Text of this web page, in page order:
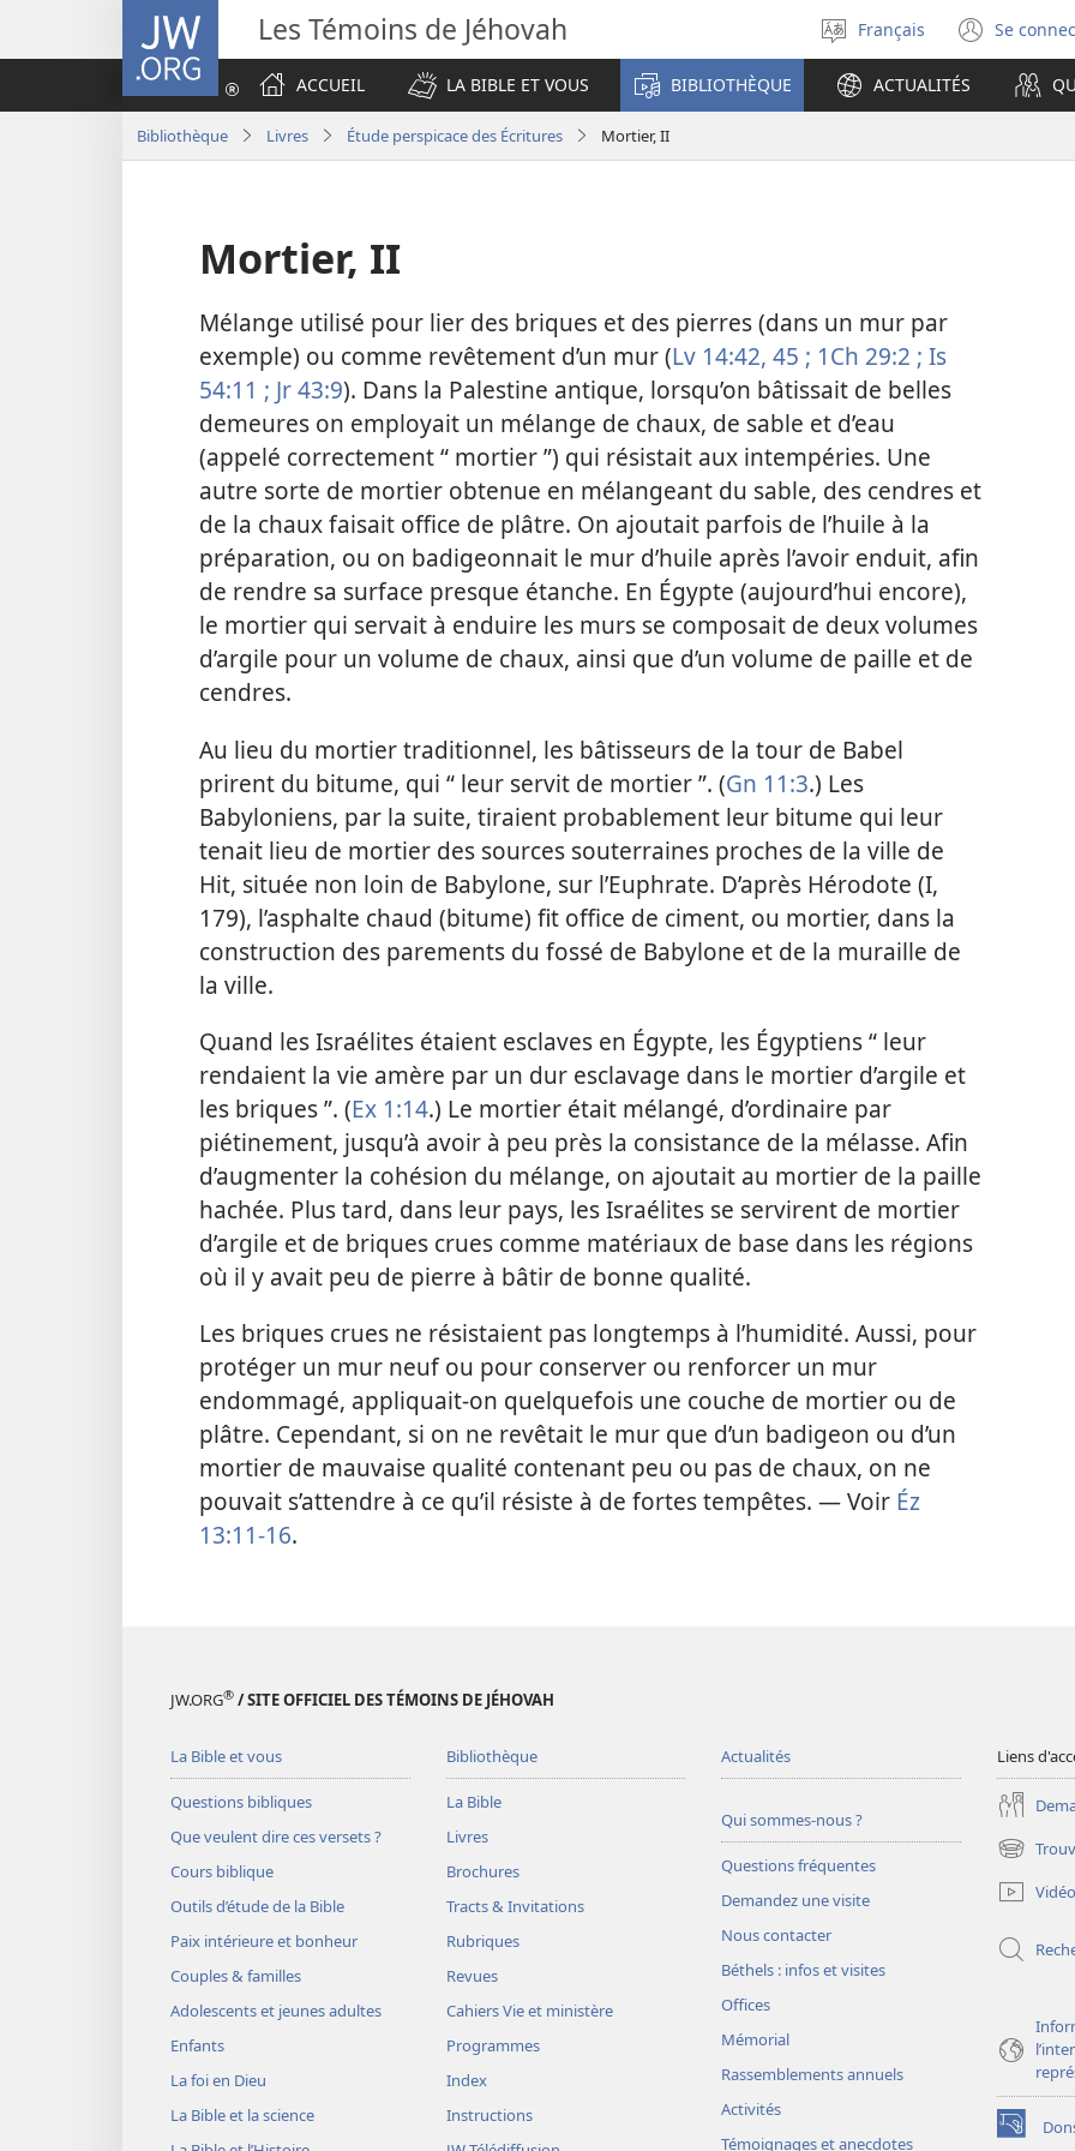
JW.ORG Les Témoins de Jéhovah
Sélectionner
la
langue
Français Se
une
ACCUEIL
LA BIBLE ET VOUS BIBLIOTHÈQUE ACTUALITÉS
Bibliothèque Livres Étude perspicace des Écritures Mortier, II
Mortier, II
Mélange utilisé pour lier des briques et des pierres (dans un mur par
exemple) ou comme revêtement d’un mur (Lv 14:42, 45 ; 1Ch 29:2 ; Is
54:11 ; Jr 43:9). Dans la Palestine antique, lorsqu’on bâtissait de belles
demeures on employait un mélange de chaux, de sable et d’eau
(appelé correctement “ mortier ”) qui résistait aux intempéries. Une
autre sorte de mortier obtenue en mélangeant du sable, des cendres et
de la chaux faisait office de plâtre. On ajoutait parfois de l’huile à la
préparation, ou on badigeonnait le mur d’huile après l’avoir enduit, afin
de rendre sa surface presque étanche. En Égypte (aujourd’hui encore),
le mortier qui servait à enduire les murs se composait de deux volumes
d’argile pour un volume de chaux, ainsi que d’un volume de paille et de
cendres.
Au lieu du mortier traditionnel, les bâtisseurs de la tour de Babel
prirent du bitume, qui “ leur servit de mortier ”. (Gn 11:3.) Les
Babyloniens, par la suite, tiraient probablement leur bitume qui leur
tenait lieu de mortier des sources souterraines proches de la ville de
Hit, située non loin de Babylone, sur l’Euphrate. D’après Hérodote (I,
179), l’asphalte chaud (bitume) fit office de ciment, ou mortier, dans la
construction des parements du fossé de Babylone et de la muraille de
la ville.
Quand les Israélites étaient esclaves en Égypte, les Égyptiens “ leur
rendaient la vie amère par un dur esclavage dans le mortier d’argile et
les briques ”. (Ex 1:14.) Le mortier était mélangé, d’ordinaire par
piétinement, jusqu’à avoir à peu près la consistance de la mélasse. Afin
d’augmenter la cohésion du mélange, on ajoutait au mortier de la paille
hachée. Plus tard, dans leur pays, les Israélites se servirent de mortier
d’argile et de briques crues comme matériaux de base dans les régions
où il y avait peu de pierre à bâtir de bonne qualité.
Les briques crues ne résistaient pas longtemps à l’humidité. Aussi, pour
protéger un mur neuf ou pour conserver ou renforcer un mur
endommagé, appliquait-on quelquefois une couche de mortier ou de
plâtre. Cependant, si on ne revêtait le mur que d’un badigeon ou d’un
mortier de mauvaise qualité contenant peu ou pas de chaux, on ne
pouvait s’attendre à ce qu’il résiste à de fortes tempêtes. — Voir Éz
13:11-16.
JW.ORG® / SITE OFFICIEL DES TÉMOINS DE JÉHOVAH
La Bible et vous
Questions bibliques
Que veulent dire ces versets ?
Cours biblique
Outils d’étude de la Bible
Paix intérieure et bonheur
Couples & familles
Adolescents et jeunes adultes
Enfants
La foi en Dieu
La Bible et la science
Bibliothèque
La Bible
Livres
Brochures
Tracts & Invitations
Rubriques
Revues
Cahiers Vie et ministère
Programmes
Index
Instructions
Actualités
Qui sommes-nous ?
Questions fréquentes
Demandez une visite
Nous contacter
Béthels : infos et visites
Offices
Mémorial
Rassemblements annuels
Activités
Témoignages et anecdotes
Liens
(ouvre
une
nouvelle
(ouvre